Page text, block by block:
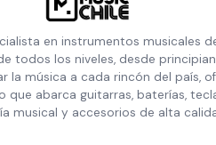
en instrumentos musicales
todos los niveles, desde
la música a cada rincón del país,
que abarca guitarras, baterías,
musical y accesorios de alta